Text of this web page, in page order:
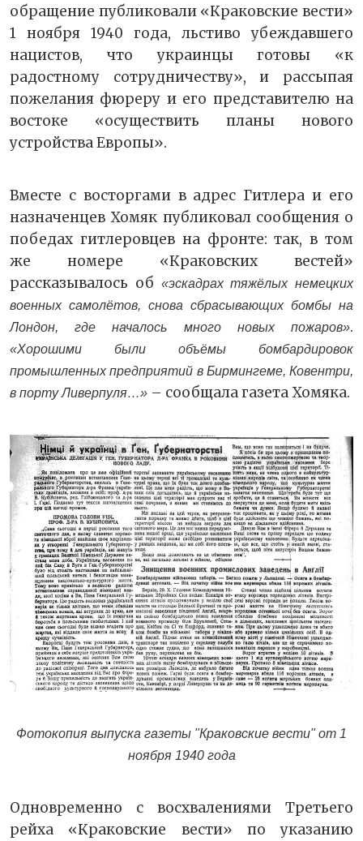
обращение публиковали «Краковские вести»
1 ноября 1940 года, льстиво убеждавшего
нацистов, что украинцы готовы «к
радостному сотрудничеству», и рассыпая
пожелания фюреру и его представителю на
востоке «осуществить планы нового
устройства Европы».
Вместе с восторгами в адрес Гитлера и его
назначенцев Хомяк публиковал сообщения о
победах гитлеровцев на фронте: так, в том
же номере «Краковских вестей»
рассказывалось об «эскадрах тяжёлых немецких
военных самолётов, снова сбрасывающих бомбы на
Лондон, где началось много новых пожаров».
«Хорошими были объёмы бомбардировок
промышленных предприятий в Бирмингеме, Ковентри,
в порту Ливерпуля…» – сообщала газета Хомяка.
Фотокопия выпуска газеты "Краковские вести" от 1
ноября 1940 года
Одновременно с восхвалениями Третьего
рейха «Краковские вести» по указанию